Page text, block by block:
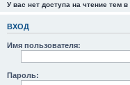
У вас нет доступа на чтение тем
ВХОД
Имя пользователя:
Пароль: